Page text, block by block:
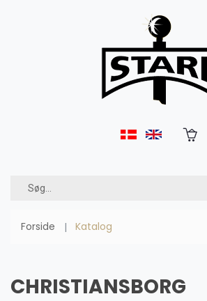
Forside Katalog
CHRISTIANSBORG